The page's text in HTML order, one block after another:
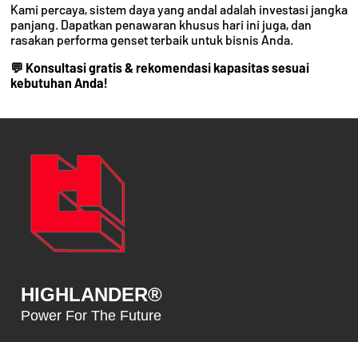
Kami percaya, sistem daya yang andal adalah investasi jangka
panjang. Dapatkan penawaran khusus hari ini juga, dan
rasakan performa genset terbaik untuk bisnis Anda.
💬 Konsultasi gratis & rekomendasi kapasitas sesuai
kebutuhan Anda!
HIGHLANDER®
Power For The Future